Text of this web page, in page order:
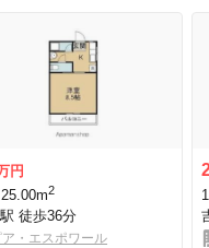
円
25.00m2
徒歩36分
ア・エスポワール